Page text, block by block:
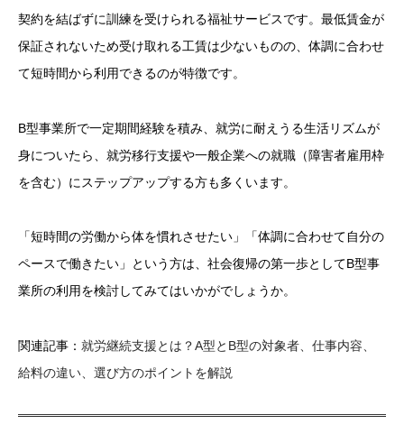
契約を結ばずに訓練を受けられる福祉サービスです。最低賃金が
保証されないため受け取れる工賃は少ないものの、体調に合わせ
て短時間から利用できるのが特徴です。
B型事業所で一定期間経験を積み、就労に耐えうる生活リズムが
身についたら、就労移行支援や一般企業への就職（障害者雇用枠
を含む）にステップアップする方も多くいます。
「短時間の労働から体を慣れさせたい」「体調に合わせて自分の
ペースで働きたい」という方は、社会復帰の第一歩としてB型事
業所の利用を検討してみてはいかがでしょうか。
関連記事： 就労継続支援とは？A型とB型の対象者、仕事内容、
給料の違い、選び方のポイントを解説